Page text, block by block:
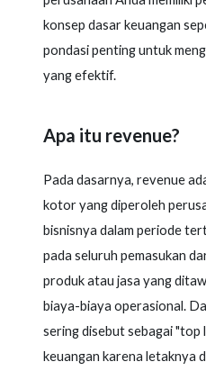
konsep dasar keuangan
pondasi penting untuk
yang efektif.
Apa itu revenue?
Pada dasarnya, revenue
kotor yang diperoleh
bisnisnya dalam periode
pada seluruh pemasukan
produk atau jasa yang
biaya-biaya operasional.
sering disebut sebagai "top
keuangan karena letaknya